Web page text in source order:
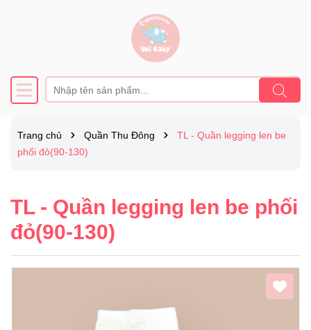
Trang chủ Quần Thu Đông
TL - Quần legging len be
phối đỏ(90-130)
TL - Quần legging len be phối
đỏ(90-130)